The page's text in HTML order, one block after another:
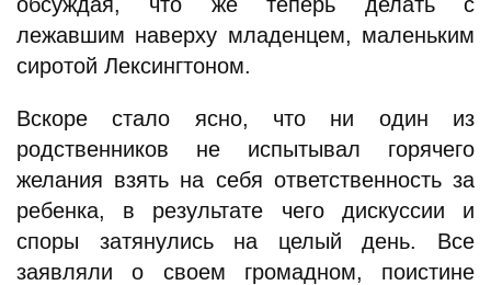
лежавшим наверху младенцем, маленьким
сиротой Лексингтоном.
Вскоре стало ясно, что ни один из
родственников не испытывал горячего
желания взять на себя ответственность за
ребенка, в результате чего дискуссии и
споры затянулись на целый день. Все
заявляли о своем громадном, поистине